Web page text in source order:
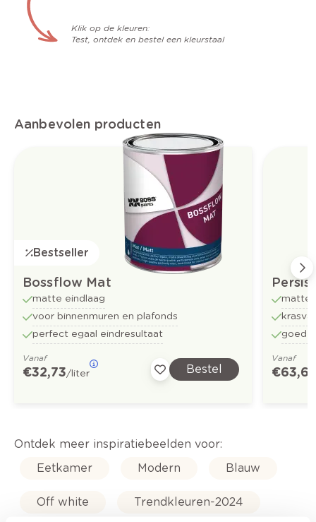
Klik op de kleuren:
Test, ontdek en bestel een kleurstaal
Aanbevolen producten
Bestseller
Bossflow Mat
matte eindlaag
voor binnenmuren en plafonds
perfect egaal eindresultaat
Vanaf
€ 32,73/liter Bestel
matte
goed
Vanaf
€
Ontdek meer inspiratiebeelden voor:
Eetkamer
Modern Blauw
Off white Trendkleuren-2024